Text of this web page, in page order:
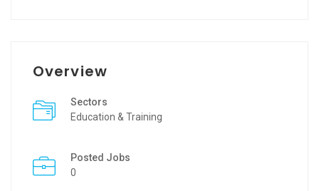
Overview
Sectors
Education & Training
Posted Jobs
0